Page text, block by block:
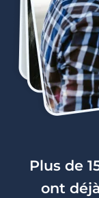
3 minutes
Rencontre à
Plus de
ont